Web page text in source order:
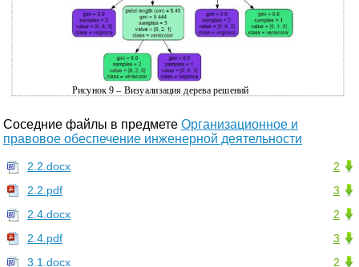
Рисунок 9 – Визуализация дерева решений
Соседние файлы в предмете Организационное и
правовое обеспечение инженерной деятельности
2
2.2.docx
3
2.2.pdf
2
2.4.docx
3
2.4.pdf
2
3.1.docx